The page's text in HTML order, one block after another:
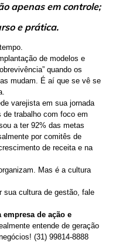
apenas em controle;
e prática.
de modelos e
quando os
mudam. É aí que se vê se
varejista em sua jornada
trabalho com foco em
a ter 92% das metas
por comitês de
de receita e na
Mas é a cultura
sua cultura de gestão, fale
empresa de ação e
entende de geração
(31) 99814-8888